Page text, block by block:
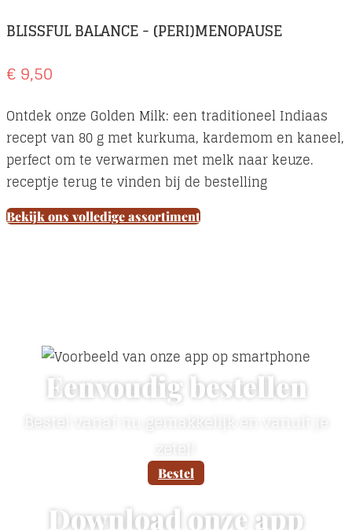
BLISSFUL BALANCE - (PERI)MENOPAUSE
€ 9,50
Ontdek onze Golden Milk: een traditioneel Indiaas
recept van 80 g met kurkuma, kardemom en kaneel,
perfect om te verwarmen met melk naar keuze.
receptje terug te vinden bij de bestelling
Bekijk ons volledige assortiment
Eenvoudig bestellen
Bestel vanaf nu gemakkelijk en vanuit je
Bestel
Download onze app